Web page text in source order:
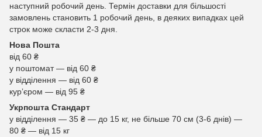
наступний робочий день. Термін доставки для більшості
замовлень становить 1 робочий день, в деяких випадках цей
строк може скласти 2-3 дня.
Нова Пошта
від 60 ₴
у поштомат — від 60 ₴
у відділення — від 60 ₴
курʼєром — від 95 ₴
Укрпошта Стандарт
у відділення — 35 ₴ — до 15 кг, не більше 70 см (3-6 днів) —
80 ₴ — від 15 кг